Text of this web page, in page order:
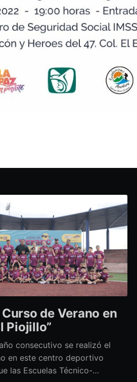
de Verano en
Piojillo”
consecutivo se realizó el
en este centro deportivo
las Escuelas Técnico-